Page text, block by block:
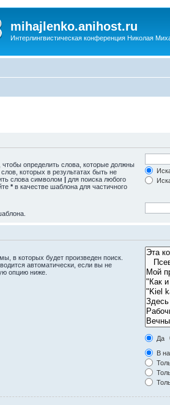
mihajlenko.anihost.ru
Интерлингвистическая конференция Николая
, чтобы определить слова, которые должны
слов, которых в результатах быть не
слова символом | для поиска любого
* в качестве шаблона для частичного
в которых будет произведен поиск.
автоматически, если вы не
опцию ниже.
Да
В